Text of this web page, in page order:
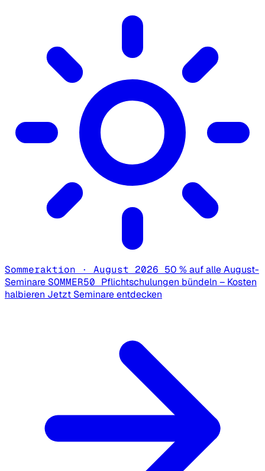
Sommeraktion · August 2026 50 % auf alle August-
SeminareSOMMER50 Pflichtschulungen bündeln – Kosten
halbieren Jetzt Seminare entdecken